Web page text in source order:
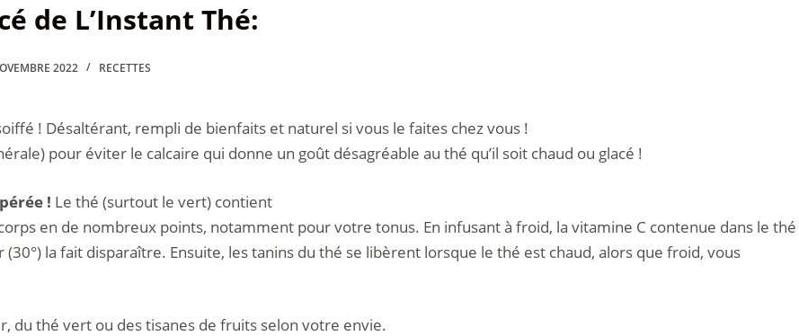
de L’Instant Thé:
2022 RECETTES
! Désaltérant, rempli de bienfaits et naturel si vous le faites chez vous !
pour éviter le calcaire qui donne un goût désagréable au thé qu’il soit chaud ou glacé !
! Le thé (surtout le vert) contient
en de nombreux points, notamment pour votre tonus. En infusant à froid, la vitamine C contenue dans le thé
la fait disparaître. Ensuite, les tanins du thé se libèrent lorsque le thé est chaud, alors que froid, vous
du thé vert ou des tisanes de fruits selon votre envie.